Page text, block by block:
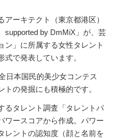
ーキテクト（東京都港区）
by DmMiX」が、芸
ン」に所属する女性タレント
で発表しています。
日本国民的美少女コンテス
トの発掘にも積極的です。
タレント調査「タレントパ
ワースコアから作成。パワー
レントの認知度（顔と名前を